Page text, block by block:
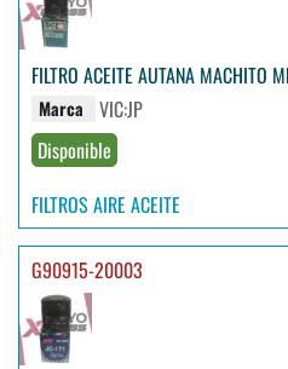
FILTRO ACEITE AUTANA
Marca
VIC:JP
Disponible
FILTROS AIRE ACEITE
G90915-20003